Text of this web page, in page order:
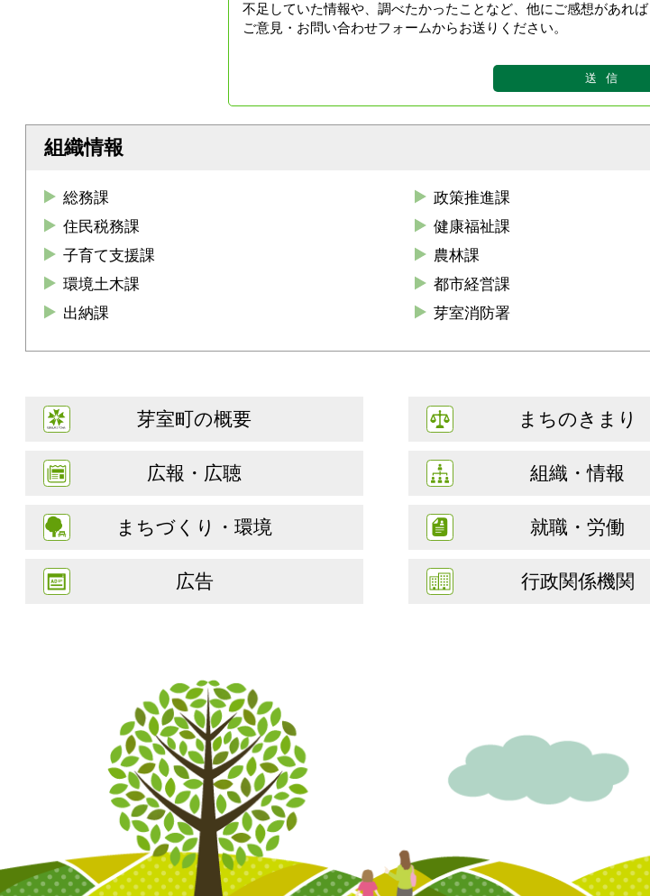
不足していた情報や、調べたかったことなど、他にご感想があれば
ご意見・お問い合わせフォームからお送りください。
組織情報
総務課 政策推進課
住民税務課
健康福祉課
子育て支援課
農林課
環境土木課
都市経営課
出納課
芽室消防署
芽室町の概要 まちのきまり
広報・広聴 組織・情報
まちづくり・環境 就職・労働
広告 行政関係機関